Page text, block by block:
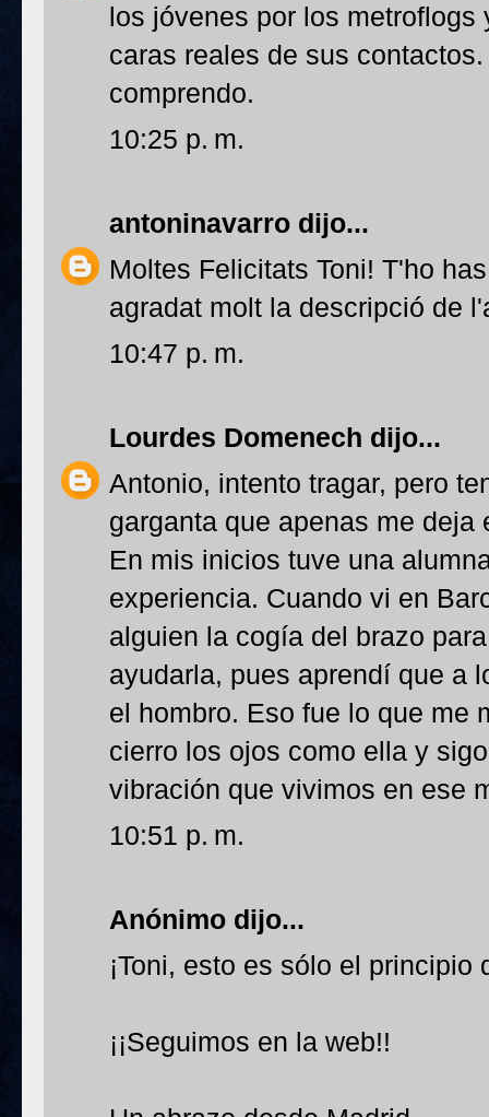
los jóvenes por los
caras reales de sus
comprendo.
10:25 p. m.
antoninavarro dijo...
Moltes Felicitats Toni! T'ho
agradat molt la descripció de
10:47 p. m.
Lourdes Domenech dijo...
Antonio, intento tragar, pero
garganta que apenas me deja
En mis inicios tuve una
experiencia. Cuando vi en
alguien la cogía del brazo
ayudarla, pues aprendí que a
el hombro. Eso fue lo que me
cierro los ojos como ella y
vibración que vivimos en ese
10:51 p. m.
Anónimo dijo...
¡Toni, esto es sólo el principio
¡¡Seguimos en la web!!